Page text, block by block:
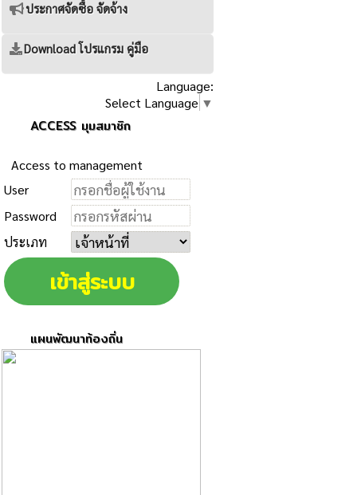
ประกาศจัดซื้อ จัดจ้าง
Download โปรแกรม คู่มือ
Language:
Select Language ▼
ACCESS มุมสมาชิก
Access to management
User
Password
ประเภท
แผนพัฒนาท้องถิ่น